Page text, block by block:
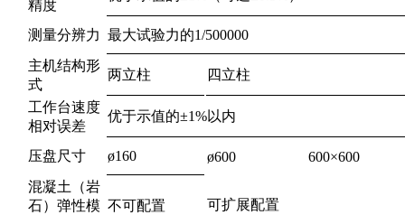
精度
测量分辨力 最大试验力的1/500000
主机结构形
式
两立柱 四立柱
工作台速度
相对误差
优于示值的±1%以内
压盘尺寸 ø160 ø600
600×600
混凝土（岩
石）弹性模 不可配置 可扩展配置